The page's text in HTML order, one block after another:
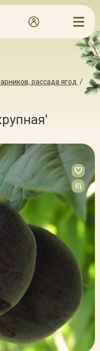
рассада ягод /